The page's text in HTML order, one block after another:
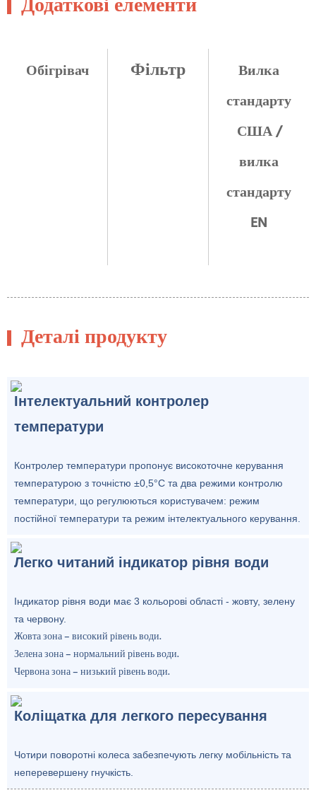
Обігрівач Фільтр
Вилка
стандарту
США /
вилка
стандарту
EN
Деталі продукту
Інтелектуальний контролер
температури
Контролер температури пропонує високоточне керування
температурою з точністю ±0,5°C та два режими контролю
температури, що регулюються користувачем: режим
постійної температури та режим інтелектуального керування.
Легко читаний індикатор рівня води
Індикатор рівня води має 3 кольорові області - жовту, зелену
та червону.
Жовта зона – високий рівень води.
Зелена зона – нормальний рівень води.
Червона зона – низький рівень води.
Коліщатка для легкого пересування
Чотири поворотні колеса забезпечують легку мобільність та
неперевершену гнучкість.